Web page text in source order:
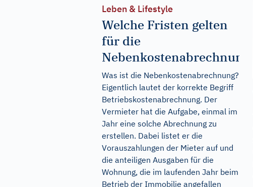
Leben & Lifestyle
Welche Fristen gelten
für die
Nebenkostenabrechnung?
Was ist die Nebenkostenabrechnung?
Eigentlich lautet der korrekte Begriff
Betriebskostenabrechnung. Der
Vermieter hat die Aufgabe, einmal im
Jahr eine solche Abrechnung zu
erstellen. Dabei listet er die
Vorauszahlungen der Mieter auf und
die anteiligen Ausgaben für die
Wohnung, die im laufenden Jahr beim
Betrieb der Immobilie angefallen